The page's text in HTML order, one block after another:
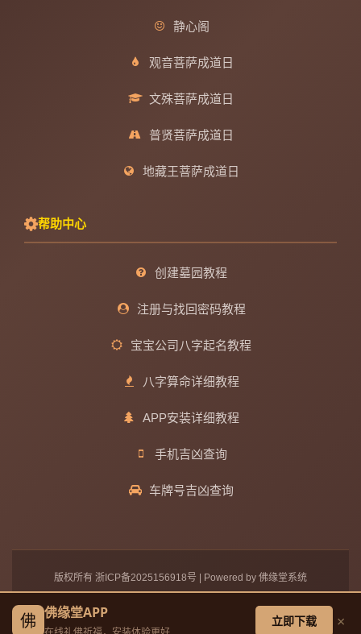
静心阁
观音菩萨成道日
文殊菩萨成道日
普贤菩萨成道日
地藏王菩萨成道日
帮助中心
创建墓园教程
注册与找回密码教程
宝宝公司八字起名教程
八字算命详细教程
APP安装详细教程
手机吉凶查询
车牌号吉凶查询
版权所有 浙ICP备2025156918号 | Powered by 佛缘堂系统
佛 佛缘堂APP 立即下载 ×